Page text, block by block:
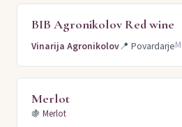
BIB Agronikolov Red wine
Vinarija Agronikolov📍 Povardarje
Merlot
🍇 Merlot